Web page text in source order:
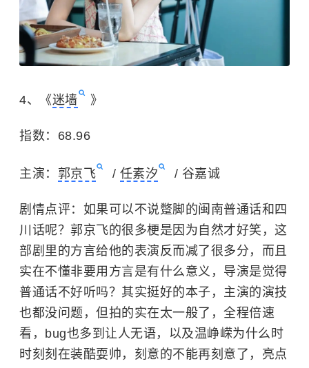
4、《迷墙 》
指数：68.96
主演： 郭京飞 / 任素汐 / 谷嘉诚
剧情点评：如果可以不说蹩脚的闽南普通话和四
川话呢？郭京飞的很多梗是因为自然才好笑，这
部剧里的方言给他的表演反而减了很多分，而且
实在不懂非要用方言是有什么意义，导演是觉得
普通话不好听吗？其实挺好的本子，主演的演技
也都没问题，但拍的实在太一般了，全程倍速
看，bug也多到让人无语，以及温峥嵘为什么时
时刻刻在装酷耍帅，刻意的不能再刻意了，亮点